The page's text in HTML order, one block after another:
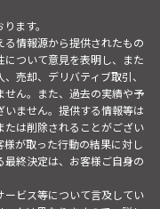
ます。
情報源から提供されたもの
ついて意見を表明し、また
売却、デリバティブ取引、
せん。また、過去の実績や予
ません。提供する情報等は
は削除されることがござい
が取った行動の結果に対し
終決定は、お客様ご自身の
ビス等について言及してい